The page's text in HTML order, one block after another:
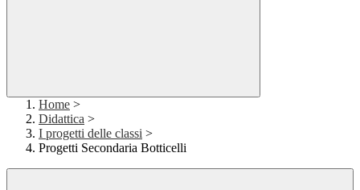
Home >
Didattica >
I progetti delle classi >
Progetti Secondaria Botticelli